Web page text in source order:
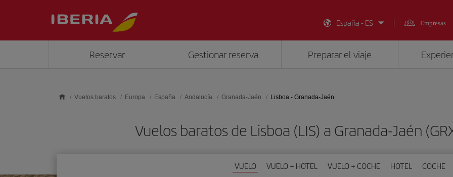
España - ES
Empresas
Reservar Gestionar reserva Preparar el viaje
Vuelos baratos Europa España Andalucía Granada-Jaén Lisboa - Granada-Jaén
Vuelos baratos de Lisboa (LIS) a Granada-Jaén
VUELO VUELO + HOTEL VUELO + COCHE HOTEL COCHE